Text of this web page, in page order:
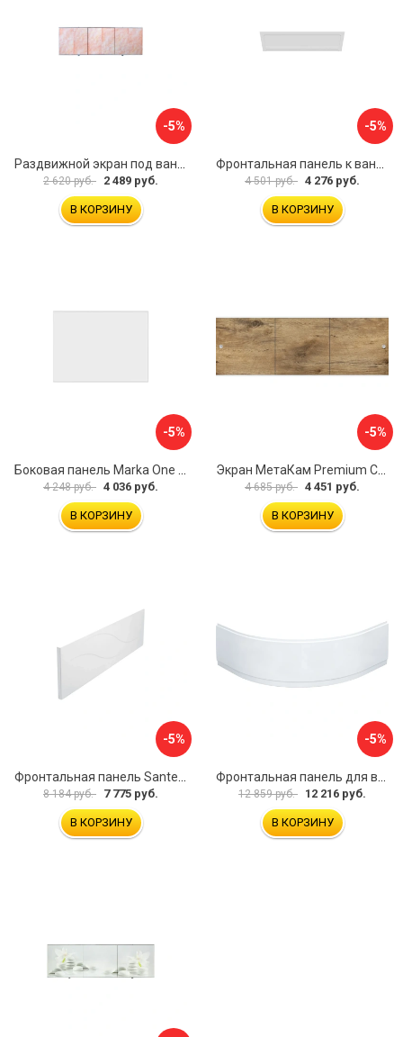
-5%
2 620 руб. 2 489 руб.
В КОРЗИНУ
-5%
4 501 руб. 4 276 руб.
В КОРЗИНУ
-5%
Боковая панель Marka One Flat 80 MG L 02бфл80мгл
4 248 руб. 4 036 руб.
В КОРЗИНУ
-5%
Экран МетаКам Premium Collection 4650208860133
4 685 руб. 4 451 руб.
В КОРЗИНУ
-5%
8 184 руб. 7 775 руб.
В КОРЗИНУ
-5%
12 859 руб. 12 216 руб.
В КОРЗИНУ